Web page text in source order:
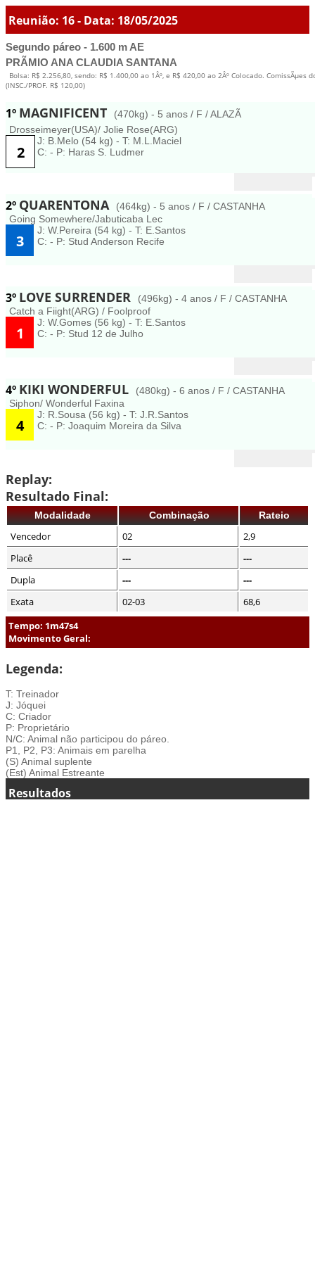
Reunião: 16 - Data: 18/05/2025
Segundo páreo - 1.600 m AE
PRÃMIO ANA CLAUDIA SANTANA
Bolsa: R$ 2.256,80, sendo: R$ 1.400,00 ao 1Âº, e R$ 420,00 ao 2Âº Colocado. ComissÃµes
(INSC./PROF. R$ 120,00)
1º MAGNIFICENT
(470kg) - 5 anos / F / ALAZÃ
Drosseimeyer(USA)/ Jolie Rose(ARG)
2
J: B.Melo (54 kg) - T: M.L.Maciel
C: - P: Haras S. Ludmer
2º QUARENTONA
(464kg) - 5 anos / F / CASTANHA
Going Somewhere/Jabuticaba Lec
3
J: W.Pereira (54 kg) - T: E.Santos
C: - P: Stud Anderson Recife
3º LOVE SURRENDER
(496kg) - 4 anos / F / CASTANHA
Catch a Fiight(ARG) / Foolproof
1
J: W.Gomes (56 kg) - T: E.Santos
C: - P: Stud 12 de Julho
4º KIKI WONDERFUL
(480kg) - 6 anos / F / CASTANHA
Siphon/ Wonderful Faxina
4
J: R.Sousa (56 kg) - T: J.R.Santos
C: - P: Joaquim Moreira da Silva
Replay:
Resultado Final:
Modalidade Combinação Rateio
Vencedor 02
2,9
Placê
---
---
Dupla
---
---
Exata
02-03
68,6
Tempo: 1m47s4
Movimento Geral:
Legenda:
T: Treinador
J: Jóquei
C: Criador
P: Proprietário
N/C: Animal não participou do páreo.
P1, P2, P3: Animais em parelha
(S) Animal suplente
(Est) Animal Estreante
Resultados